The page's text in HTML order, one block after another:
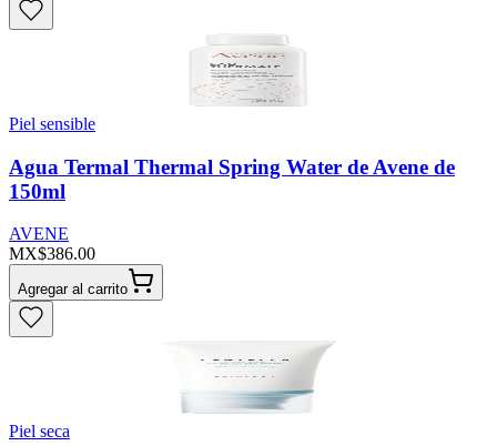
Piel sensible
Agua Termal Thermal Spring Water de Avene de
150ml
AVENE
MX$386.00
Agregar al carrito
Piel seca